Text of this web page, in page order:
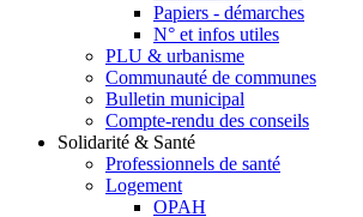
Papiers - démarches
N° et infos utiles
PLU & urbanisme
Communauté de communes
Bulletin municipal
Compte-rendu des conseils
Solidarité & Santé
Professionnels de santé
Logement
OPAH